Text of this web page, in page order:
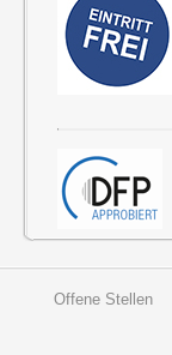
Offene Stellen